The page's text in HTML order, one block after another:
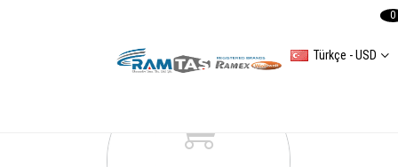
Türkçe - USD
0